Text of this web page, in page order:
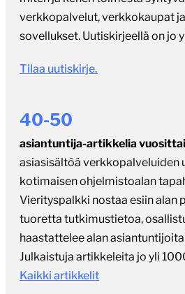
verkkopalvelut, verkkokaupat
sovellukset. Uutiskirjeellä on jo
Tilaa uutiskirje.
40-50
asiantuntija-artikkelia
asiasisältöä verkkopalveluiden
kotimaisen ohjelmistoalan
Vierityspalkki nostaa esiin alan
tuoretta tutkimustietoa,
haastattelee alan
Julkaistuja artikkeleita jo yli
Kaikki artikkelit